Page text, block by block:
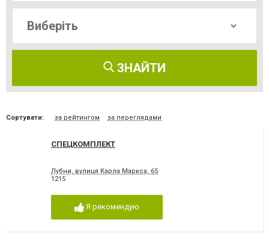
ЗНАЙТИ
Сортувати: за рейтингом за переглядами
СПЕЦКОМПЛЕКТ
Лубни, вулиця Карла Маркса, 65
1215
Я рекомендую